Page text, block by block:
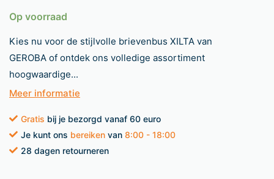
Op voorraad
Kies nu voor de stijlvolle brievenbus XILTA van
GEROBA of ontdek ons volledige assortiment
hoogwaardige...
Meer informatie
Gratis bij je bezorgd vanaf 60 euro
Je kunt ons bereiken van 8:00 - 18:00
28 dagen retourneren